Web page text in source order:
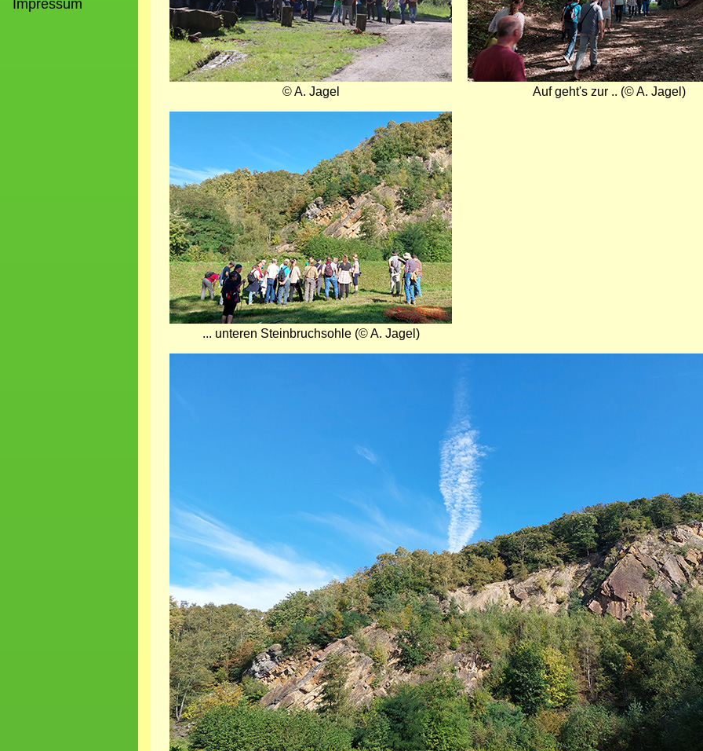
Impressum
© A. Jagel
Auf geht's zur .. (© A. Jagel)
... unteren Steinbruchsohle (© A. Jagel)